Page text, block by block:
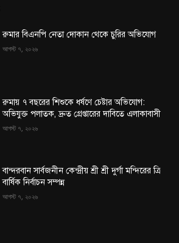
রুমার বিএনপি নেতা দোকান থেকে চুরির অভিযোগ
আগস্ট ৭, ২০২৬
রুমায় ৭ বছরের শিশুকে ধর্ষণে চেষ্টার অভিযোগ:
অভিযুক্ত পলাতক, দ্রুত গ্রেপ্তারের দাবিতে এলাকাবাসী
আগস্ট ৭, ২০২৬
বান্দরবান সার্বজনীন কেন্দ্রীয় শ্রী শ্রী দুর্গা মন্দিরের ত্রি
বার্ষিক নির্বাচন সম্পন্ন
আগস্ট ৭, ২০২৬